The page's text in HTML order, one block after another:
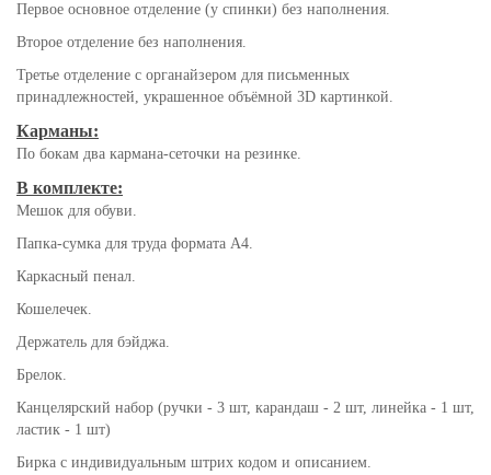
Первое основное отделение (у спинки) без наполнения.
Второе отделение без наполнения.
Третье отделение с органайзером для письменных
принадлежностей, украшенное объёмной 3D картинкой.
Карманы:
По бокам два кармана-сеточки на резинке.
В комплекте:
Мешок для обуви.
Папка-сумка для труда формата А4.
Каркасный пенал.
Кошелечек.
Держатель для бэйджа.
Брелок.
Канцелярский набор (ручки - 3 шт, карандаш - 2 шт, линейка - 1 шт,
ластик - 1 шт)
Бирка с индивидуальным штрих кодом и описанием.